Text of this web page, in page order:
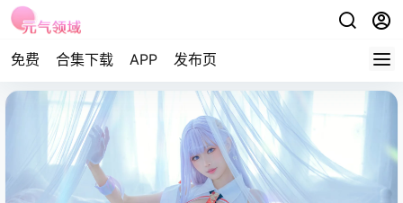
免费 合集下载 APP 发布页